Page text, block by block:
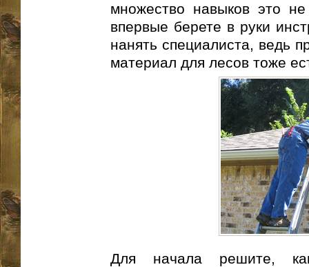
множество навыков это
впервые берете в руки
нанять специалиста, ведь
материал для лесов тоже
Для начала решите,